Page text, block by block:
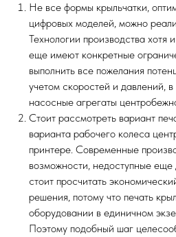
Не все формы крыльчатки,
цифровых моделей, можно
Технологии производства хотя
еще имеют конкретные
выполнить все пожелания
учетом скоростей и давлений,
насосные агрегаты
Стоит рассмотреть вариант
варианта рабочего колеса
принтере. Современные
возможности, недоступные
стоит просчитать
решения, потому что печать
оборудовании в единичном
Поэтому подобный шаг